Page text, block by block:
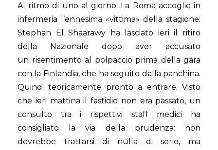
Al ritmo di uno al giorno. La Roma accoglie in
infermeria l’ennesima «vittima» della stagione:
Stephan El Shaarawy ha lasciato ieri il ritiro
della Nazionale dopo aver accusato
un risentimento al polpaccio prima della gara
con la Finlandia, che ha seguito dalla panchina.
Quindi teoricamente pronto a entrare. Visto
che ieri mattina il fastidio non era passato, un
consulto tra i rispettivi staff medici ha
consigliato la via della prudenza: non
dovrebbe trattarsi di nulla di serio, ma